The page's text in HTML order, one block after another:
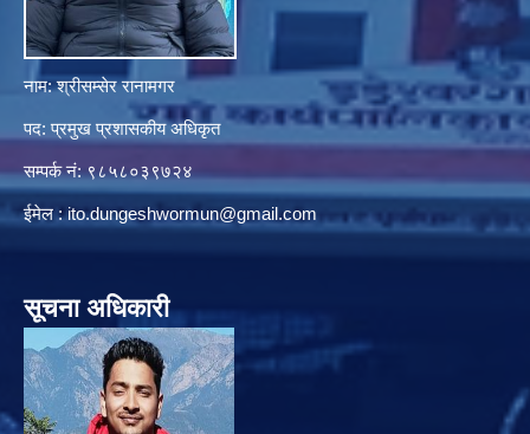
नाम: श्रीसम्सेर रानामगर
पद: प्रमुख प्रशासकीय अधिकृत
सम्पर्क नं: ९८५८०३९७२४
ईमेल :ito.dungeshwormun@gmail.com
सूचना अधिकारी